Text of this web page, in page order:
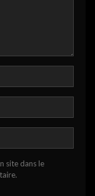
site dans le